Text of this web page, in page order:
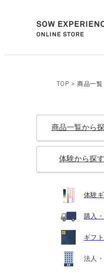
TOP > 商品一覧
商品一覧から
体験から探す
体験
購入
ギフ
法人